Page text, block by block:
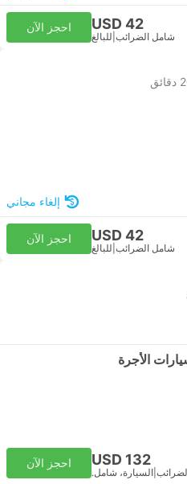
USD 42
شامل الضرائب للبالغ
احجز الآن
إلغاء مجاني
USD 42
شامل الضرائب للبالغ
احجز الآن
USD 132
السيارة، شامل.
احجز الآن